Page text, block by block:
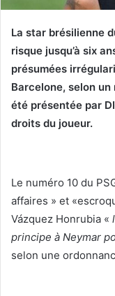
La star brésilienne
risque jusqu’à six
présumées
Barcelone, selon un
été présentée par
droits du joueur.
Le numéro 10 du
affaires » et
Vázquez Honrubia «
principe à Neymar
selon une